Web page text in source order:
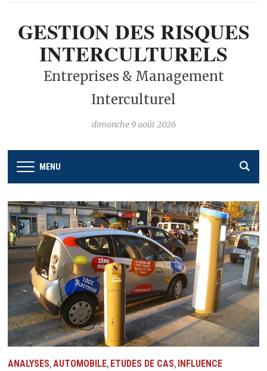
GESTION DES RISQUES
INTERCULTURELS
Entreprises & Management
Interculturel
dimanche 9 août 2026
MENU
ANALYSES,AUTOMOBILE, ETUDES DE CAS, INFLUENCE